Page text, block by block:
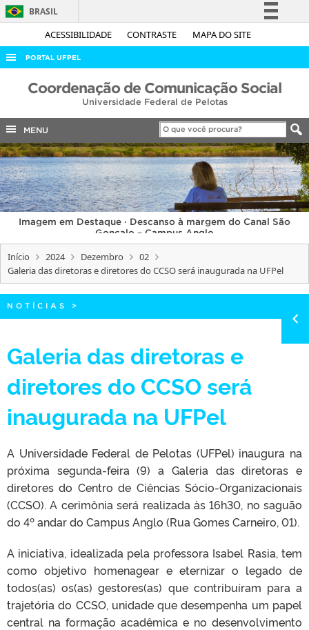
ACESSIBILIDADE CONTRASTE MAPA DO SITE
BRASIL
Simplifique!
Acesso à informação
Legislação
Canais
PORTAL UFPEL
ACESSO À INFORMAÇÃO
COBALTO
CONCURSOS
EDITAIS
INTERNACIONAL
OUVIDORIA
PORTARIAS
TELEFONES
Coordenação de Comunicação Social
Universidade Federal de Pelotas
MENU
Imagem em Destaque · Descanso à margem do Canal São
Gonçalo – Campus Anglo
Início 2024 Dezembro
02
Galeria das diretoras e diretores do CCSO será inaugurada na UFPel
NOTÍCIAS >
Galeria das diretoras e
diretores do CCSO será
inaugurada na UFPel
A Universidade Federal de Pelotas (UFPel) inaugura na
próxima segunda-feira (9) a Galeria das diretoras e
diretores do Centro de Ciências Sócio-Organizacionais
(CCSO). A cerimônia será realizada às 16h30, no saguão
do 4º andar do Campus Anglo (Rua Gomes Carneiro, 01).
A iniciativa, idealizada pela professora Isabel Rasia, tem
como objetivo homenagear e eternizar o legado de
todos(as) os(as) gestores(as) que contribuíram para a
trajetória do CCSO, unidade que desempenha um papel
central na formação acadêmica e no desenvolvimento